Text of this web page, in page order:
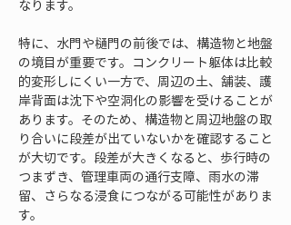
なります。
特に、水門や樋門の前後では、構造物と地盤
の境目が重要です。コンクリート躯体は比較
的変形しにくい一方で、周辺の土、舗装、護
岸背面は沈下や空洞化の影響を受けることが
あります。そのため、構造物と周辺地盤の取
り合いに段差が出ていないかを確認すること
が大切です。段差が大きくなると、歩行時の
つまずき、管理車両の通行支障、雨水の滞
留、さらなる浸食につながる可能性がありま
す。